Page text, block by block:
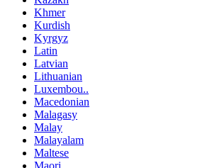
Khmer
Kurdish
Kyrgyz
Latin
Latvian
Lithuanian
Luxembou..
Macedonian
Malagasy
Malay
Malayalam
Maltese
Maori